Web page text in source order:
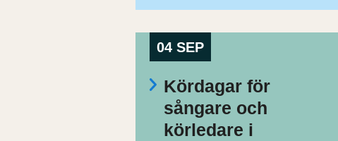
04 SEP
Kördagar för
sångare och
körledare i